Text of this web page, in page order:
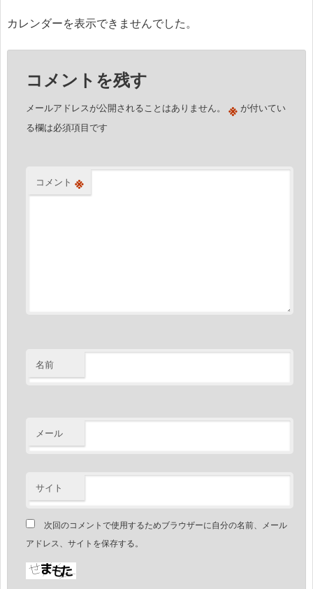
ビ
カレンダーを表示できませんでした。
コメントを残す
メールアドレスが公開されることはありません。 ※が付いてい
る欄は必須項目です
コメント ※
名前
メール
サイト
次回のコメントで使用するためブラウザーに自分の名前、メール
アドレス、サイトを保存する。